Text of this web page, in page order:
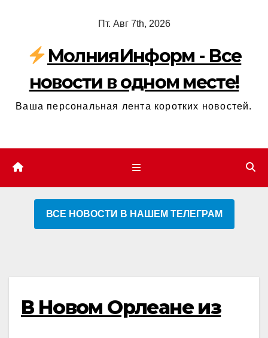
содержимому
Пт. Авг 7th, 2026
МолнияИнформ - Все
новости в одном месте!
Ваша персональная лента коротких новостей.
ВСЕ НОВОСТИ В НАШЕМ ТЕЛЕГРАМ
В Новом Орлеане из